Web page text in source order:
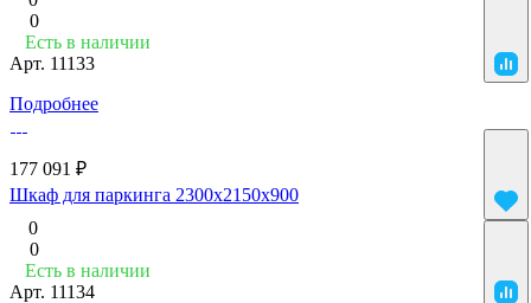
0
Есть в наличии
Арт. 11133
Подробнее
177 091 ₽
Шкаф для паркинга 2300x2150x900
0
0
Есть в наличии
Арт. 11134